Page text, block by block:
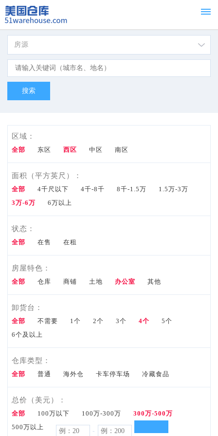
Home
出
Sale
Tools
料
询
联系
电
房源
区域：
全部 东区 西区 中区 南区
面积（平方英尺）：
全部 4千尺以下 4千-8千 8千-1.5万
1.5万-3万
3万-6万
6万以上
状态：
全部 在售 在租
房屋特色：
全部 仓库 商铺 土地 办公室 其他
卸货台：
全部 不需要 1个 2个 3个 4个
5个
6个及以上
仓库类型：
全部 普通 海外仓 卡车停车场 冷藏食品
总价（美元）：
全部 100万以下 100万-300万
300万-500万
500万以上
-